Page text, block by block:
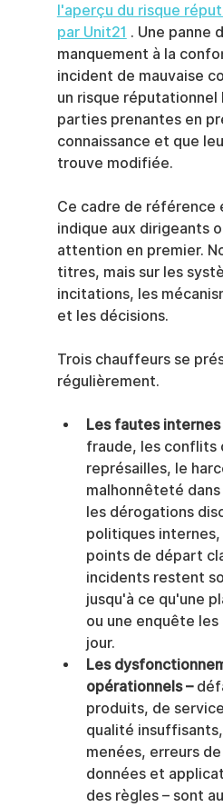
l'aperçu du risque
par Unit21 . Une panne
manquement à la
incident de mauvaise
un risque réputationnel
parties prenantes en
connaissance et que
trouve modifiée.
Ce cadre de référence
indique aux dirigeants
attention en premier.
titres, mais sur les
incitations, les
et les décisions.
Trois chauffeurs se
régulièrement.
Les fautes internes
fraude, les conflits
représailles, le
malhonnêteté
les dérogations
politiques
points de départ
incidents restent
jusqu'à ce qu'une
ou une enquête
jour.
Les
opérationnels –
produits, de
qualité
menées, erreurs
données et
des règles – sont